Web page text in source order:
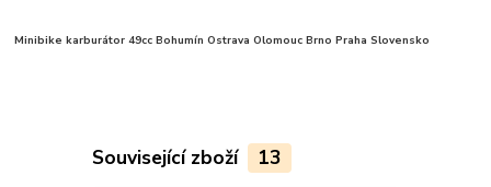
Minibike karburátor 49ccBohumín Ostrava Olomouc Brno Praha Slovensko
Související zboží 13